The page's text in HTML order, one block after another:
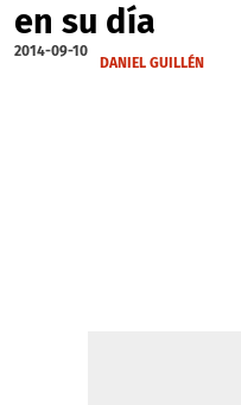
en su día
2014-09-10
DANIEL GUILLÉN